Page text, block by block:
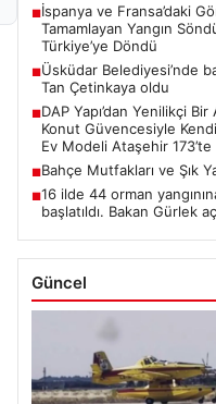
■İspanya ve Fransa’daki
Tamamlayan Yangın
Türkiye’ye Döndü
■Üsküdar Belediyesi’nde
Tan Çetinkaya oldu
■DAP Yapı’dan Yenilikçi Bir
Konut Güvencesiyle
Ev Modeli Ataşehir
■Bahçe Mutfakları ve Şık
■16 ilde 44 orman
başlatıldı. Bakan Gürlek
Güncel